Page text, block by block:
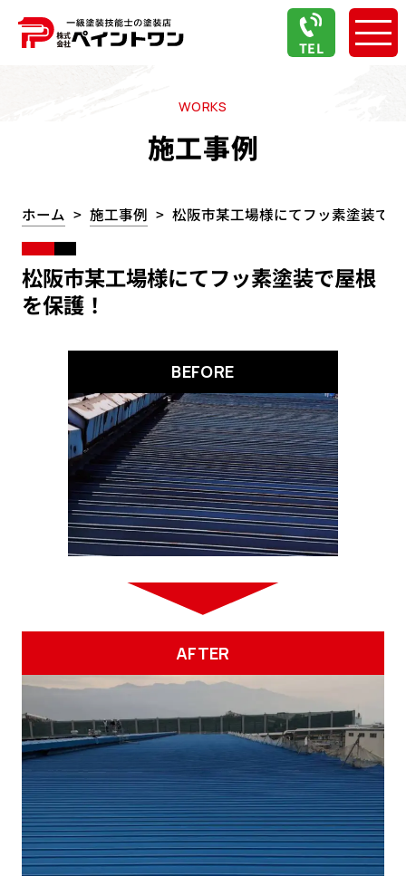
TEL
WORKS
施工事例
ホーム 施工事例 松阪市某工場様にてフッ素塗装で
松阪市某工場様にてフッ素塗装で屋根
を保護！
BEFORE
AFTER